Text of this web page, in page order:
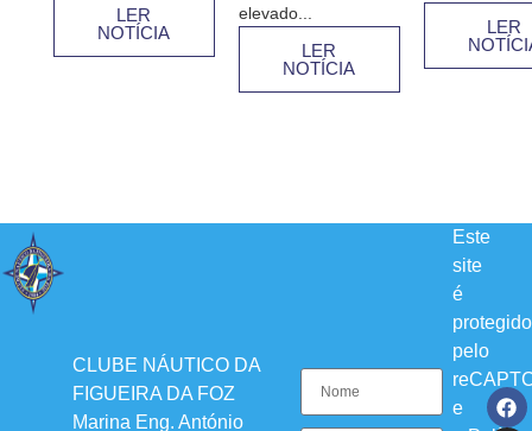
LER
NOTÍCIA
elevado...
LER
NOTÍCIA
LER
CLUBE NÁUTICO DA
FIGUEIRA DA FOZ
Marina Eng. António
Este
site
é
protegido
pelo
e